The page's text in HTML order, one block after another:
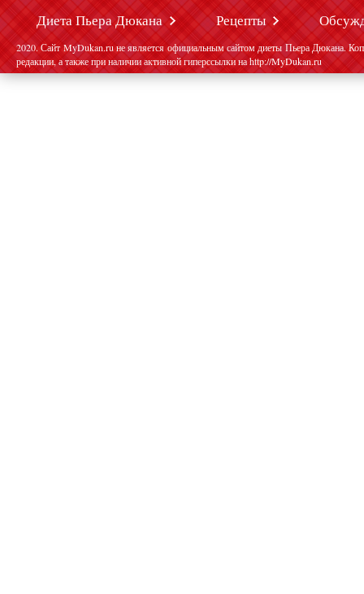
Диета Пьера Дюкана Рецепты
2020. Сайт MyDukan.ru не является официальным сайтом диеты Пьера Дюкана.
редакции, а также при наличии активной гиперссылки на http://MyDukan.ru